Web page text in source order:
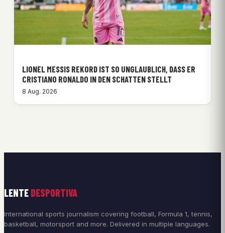
LIONEL MESSIS REKORD IST SO UNGLAUBLICH, DASS ER
CRISTIANO RONALDO IN DEN SCHATTEN STELLT
8 Aug. 2026
LENTE DESPORTIVA
International sports journalism covering football, Formula 1, tennis,
basketball, motorsport and more. Delivered in multiple languages.